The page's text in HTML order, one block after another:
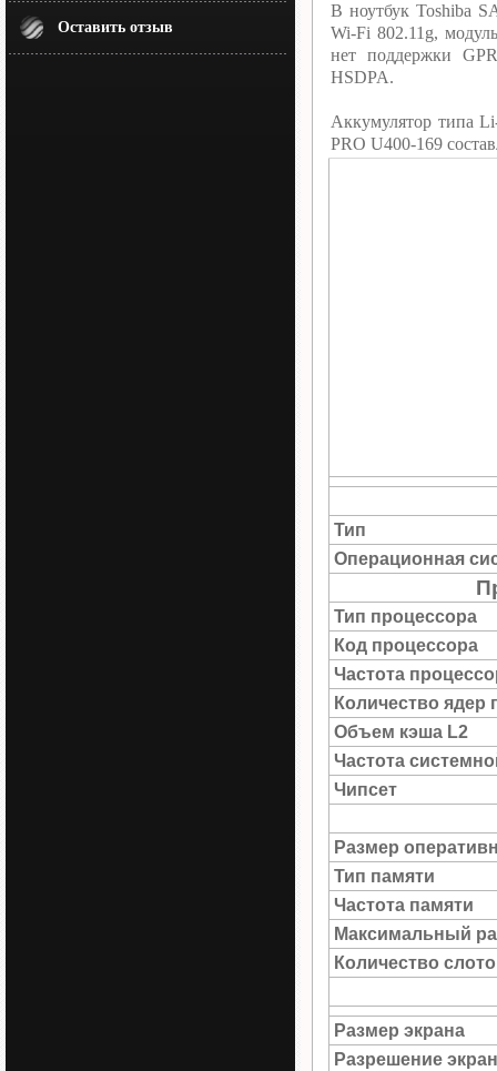
Оставить отзыв
В ноутбук Toshiba
Wi-Fi 802.11g,
нет поддержки
HSDPA.
Аккумулятор типа
PRO U400-169
Тип
Операционная
Тип процессора
Код процессора
Частота
Количество ядер
Объем кэша L2
Частота
Чипсет
Размер
Тип памяти
Частота памяти
Максимальный
Количество
Размер экрана
Разрешение